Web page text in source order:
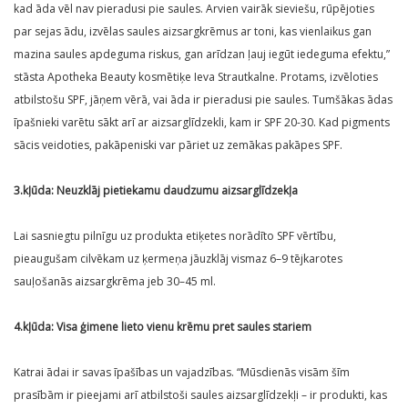
kad āda vēl nav pieradusi pie saules. Arvien vairāk sieviešu, rūpējoties
par sejas ādu, izvēlas saules aizsargkrēmus ar toni, kas vienlaikus gan
mazina saules apdeguma riskus, gan arīdzan ļauj iegūt iedeguma efektu,”
stāsta Apotheka Beauty kosmētiķe Ieva Strautkalne. Protams, izvēloties
atbilstošu SPF, jāņem vērā, vai āda ir pieradusi pie saules. Tumšākas ādas
īpašnieki varētu sākt arī ar aizsarglīdzekli, kam ir SPF 20-30. Kad pigments
sācis veidoties, pakāpeniski var pāriet uz zemākas pakāpes SPF.
3.kļūda: Neuzklāj pietiekamu daudzumu aizsarglīdzekļa
Lai sasniegtu pilnīgu uz produkta eti­ķetes norādīto SPF vērtību,
pieaugušam cilvēkam uz ķer­meņa jāuzklāj vismaz 6–9 tējkarotes
sauļošanās aizsargkrēma jeb 30–45 ml.
4.kļūda: Visa ģimene lieto vienu krēmu pret saules stariem
Katrai ādai ir savas īpašības un vajadzības. “Mūsdienās visām šīm
prasībām ir pieejami arī atbilstoši saules aizsarglīdzekļi – ir produkti, kas